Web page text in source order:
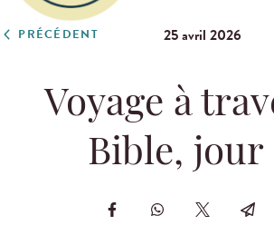
PRÉCÉDENT 25 avril 2026
Voyage à
Bible, jour